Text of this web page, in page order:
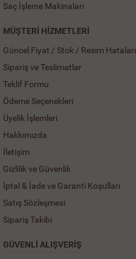
Saç İşleme Makinaları
MÜŞTERI HIZMETLERI
Güncel Fiyat / Stok / Resim Hataları
Sipariş ve Teslimatlar
Teklif Formu
Ödeme Seçenekleri
Üyelik İşlemleri
Hakkımızda
İletişim
Gizlilik ve Güvenlik
İptal & İade ve Garanti Koşulları
Satış Sözleşmesi
Sipariş Takibi
GÜVENLİ ALIŞVERİŞ